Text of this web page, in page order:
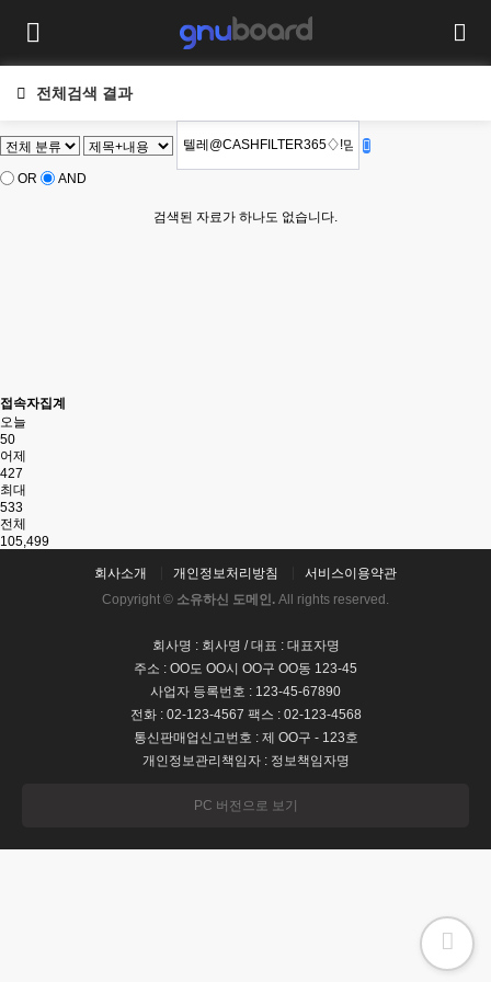
전체검색 결과
OR AND
검색된 자료가 하나도 없습니다.
접속자집계
오늘
50
어제
427
최대
533
전체
105,499
회사소개 개인정보처리방침
서비스이용약관
Copyright © 소유하신 도메인. All rights reserved.
회사명 : 회사명 / 대표 : 대표자명
주소 : OO도 OO시 OO구 OO동 123-45
사업자 등록번호 : 123-45-67890
전화 : 02-123-4567 팩스 : 02-123-4568
통신판매업신고번호 : 제 OO구 - 123호
개인정보관리책임자 : 정보책임자명
PC 버전으로 보기